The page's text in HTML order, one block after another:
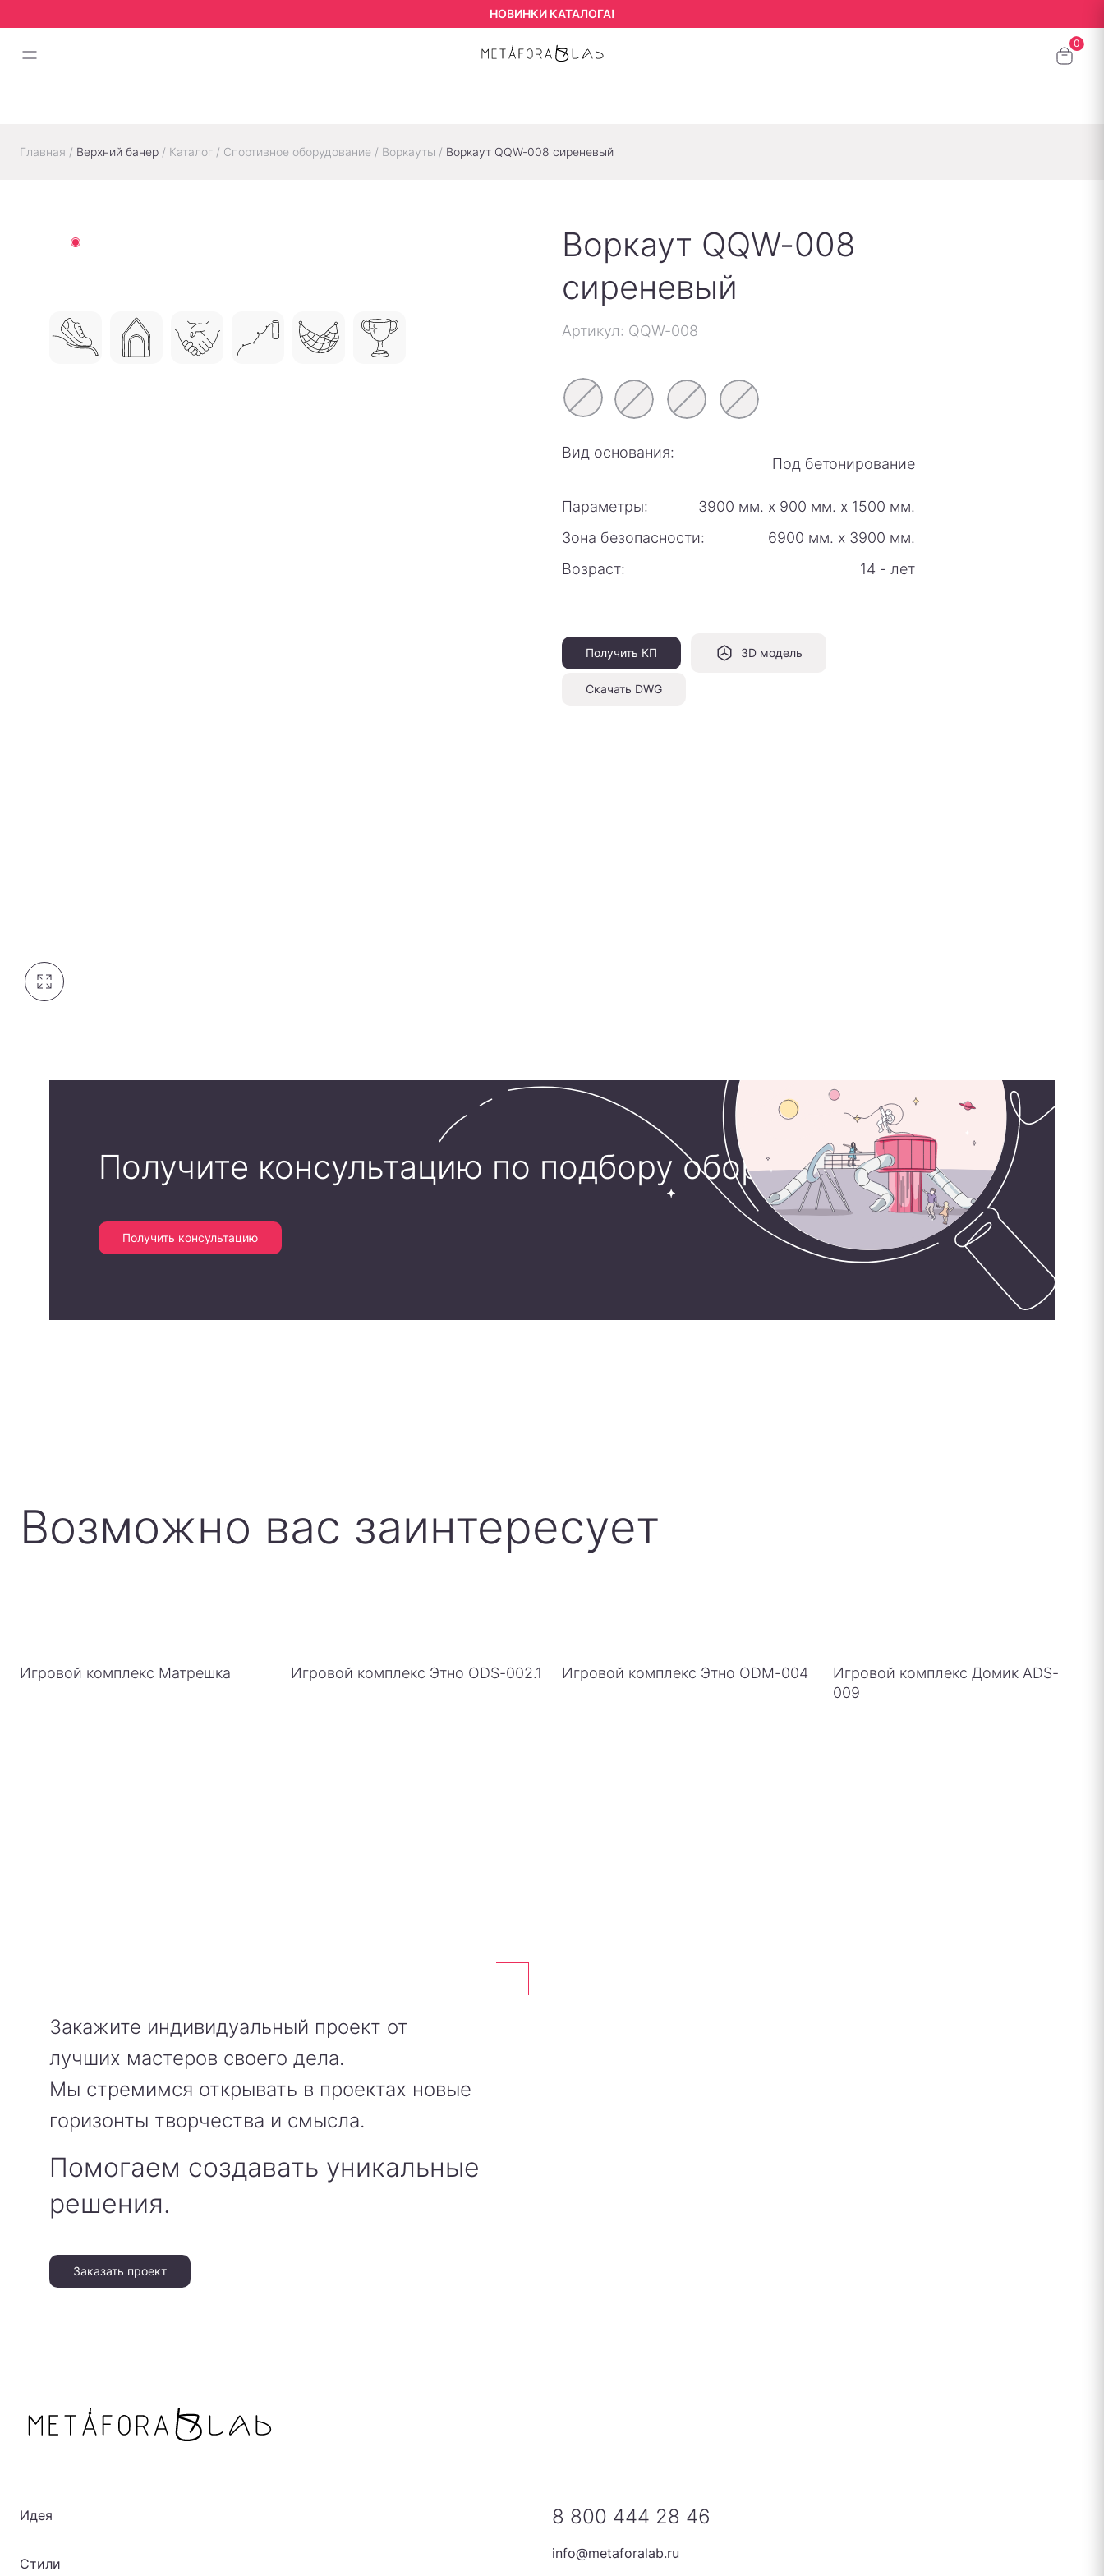
НОВИНКИ КАТАЛОГА!
Главная / Верхний банер / Каталог / Спортивное оборудование / Воркауты / Воркаут QQW-008 сиреневый
Воркаут QQW-008
сиреневый
Артикул: QQW-008
Вид основания:
Под бетонирование
Параметры: 3900 мм. х 900 мм. х 1500 мм.
Зона безопасности:
6900 мм. х 3900 мм.
Возраст:
14 - лет
Получить КП 3D модель
Скачать DWG
Получите консультацию по подбору оборудования
Получить консультацию
Возможно вас заинтересует
Игровой комплекс Матрешка Игровой комплекс Этно ODS-002.1 Игровой комплекс Этно ODM-004
Игровой комплекс Домик ADS-
009
Закажите индивидуальный проект от
лучших мастеров своего дела.
Мы стремимся открывать в проектах новые
горизонты творчества и смысла.
Помогаем создавать уникальные
решения.
Заказать проект
Идея
Стили
8 800 444 28 46
info@metaforalab.ru